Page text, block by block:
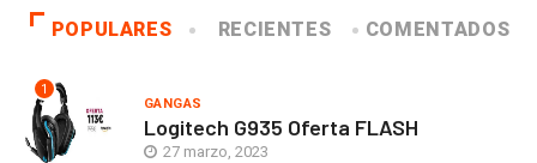
POPULARES RECIENTES COMENTADOS
1
GANGAS
Logitech G935 Oferta FLASH
27 marzo, 2023